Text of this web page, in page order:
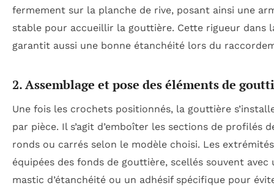
fermement sur la planche de rive, posant ainsi une
stable pour accueillir la gouttière. Cette rigueur dans
garantit aussi une bonne étanchéité lors du
2. Assemblage et pose des éléments de
Une fois les crochets positionnés, la gouttière
par pièce. Il s’agit d’emboîter les sections de profilés
ronds ou carrés selon le modèle choisi. Les
équipées des fonds de gouttière, scellés souvent avec
mastic d’étanchéité ou un adhésif spécifique pour